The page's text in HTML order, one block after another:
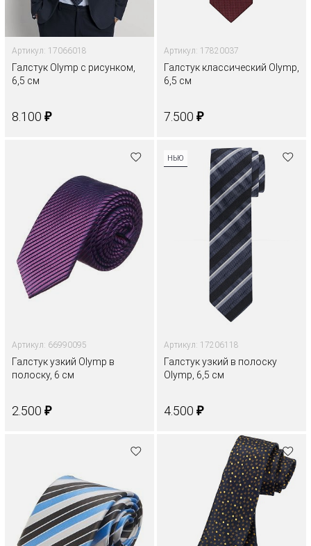
Артикул: 17066018
Галстук Olymp с рисунком,
6,5 см
8.100 ₽
Артикул: 17820037
Галстук классический Olymp,
6,5 см
7.500 ₽
Артикул: 66990095
Галстук узкий Olymp в
полоску, 6 см
2.500 ₽
НЬЮ
Артикул: 17206118
Галстук узкий в полоску
Olymp, 6,5 см
4.500 ₽